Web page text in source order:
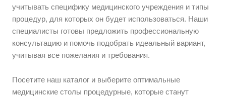
учитывать специфику медицинского учреждения и типы
процедур, для которых он будет использоваться. Наши
специалисты готовы предложить профессиональную
консультацию и помочь подобрать идеальный вариант,
учитывая все пожелания и требования.
Посетите наш каталог и выберите оптимальные
медицинские столы процедурные, которые станут